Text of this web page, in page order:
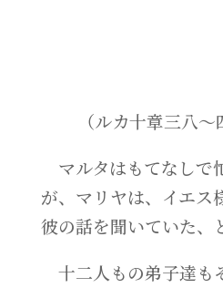
（ルカ十章三八～
マルタはもてなしで
が、マリヤは、イエス
彼の話を聞いていた、
十二人もの弟子達も